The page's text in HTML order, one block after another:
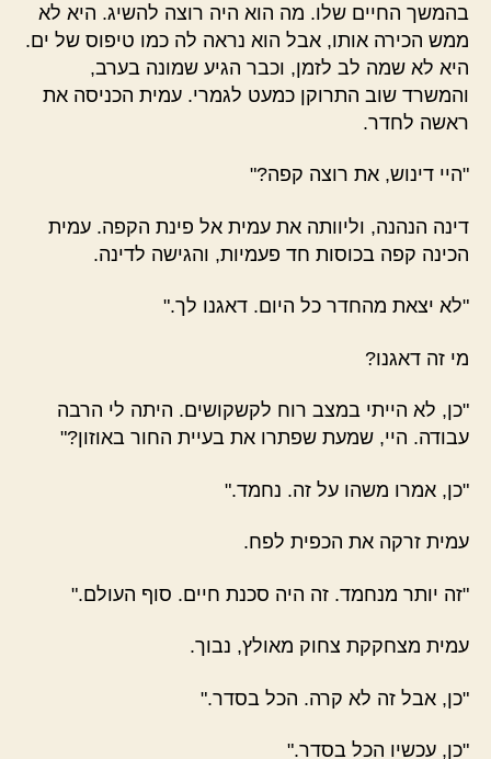
בהמשך החיים שלו. מה הוא היה רוצה להשיג. היא לא
ממש הכירה אותו, אבל הוא נראה לה כמו טיפוס של ים.
היא לא שמה לב לזמן, וכבר הגיע שמונה בערב,
והמשרד שוב התרוקן כמעט לגמרי. עמית הכניסה את
ראשה לחדר.
"היי דינוש, את רוצה קפה?"
דינה הנהנה, וליוותה את עמית אל פינת הקפה. עמית
הכינה קפה בכוסות חד פעמיות, והגישה לדינה.
"לא יצאת מהחדר כל היום. דאגנו לך."
מי זה דאגנו?
"כן, לא הייתי במצב רוח לקשקושים. היתה לי הרבה
עבודה. היי, שמעת שפתרו את בעיית החור באוזון?"
"כן, אמרו משהו על זה. נחמד."
עמית זרקה את הכפית לפח.
"זה יותר מנחמד. זה היה סכנת חיים. סוף העולם."
עמית מצחקקת צחוק מאולץ, נבוך.
"כן, אבל זה לא קרה. הכל בסדר."
"כן, עכשיו הכל בסדר."